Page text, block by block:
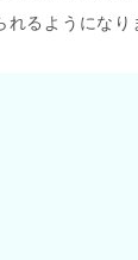
るようになり